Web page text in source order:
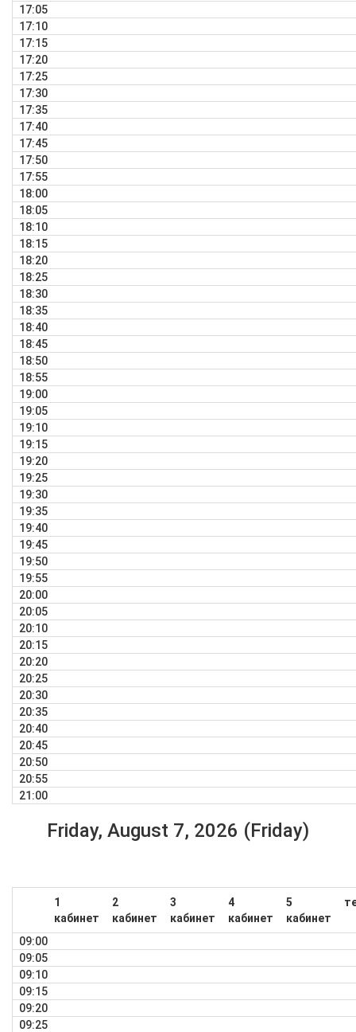
17:05
17:10
17:15
17:20
17:25
17:30
17:35
17:40
17:45
17:50
17:55
18:00
18:05
18:10
18:15
18:20
18:25
18:30
18:35
18:40
18:45
18:50
18:55
19:00
19:05
19:10
19:15
19:20
19:25
19:30
19:35
19:40
19:45
19:50
19:55
20:00
20:05
20:10
20:15
20:20
20:25
20:30
20:35
20:40
20:45
20:50
20:55
21:00
Friday, August 7, 2026 (Friday)
1
кабинет
2
кабинет
3
кабинет
4
кабинет
5
кабинет
09:00
09:05
09:10
09:15
09:20
09:25